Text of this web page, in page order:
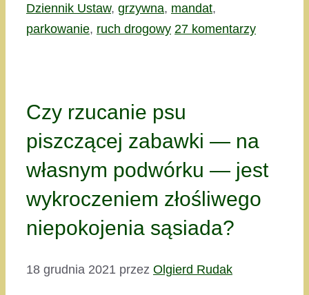
Dziennik Ustaw, grzywna, mandat,
parkowanie, ruch drogowy 27 komentarzy
Czy rzucanie psu
piszczącej zabawki — na
własnym podwórku — jest
wykroczeniem złośliwego
niepokojenia sąsiada?
18 grudnia 2021 przez Olgierd Rudak